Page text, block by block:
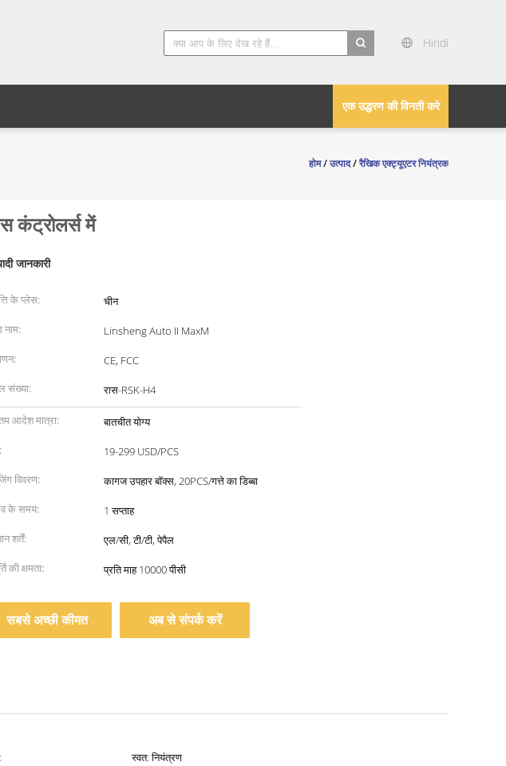
Hindi
एक उद्धरण की विनती करे
होम/उत्पाद/रैखिक एक्ट्यूएटर नियंत्रक
कंट्रोलर्स में
जानकारी
के प्लेस:
चीन
नाम:
Linsheng Auto II MaxM
CE, FCC
संख्या:
रास-RSK-H4
आदेश मात्रा:
बातचीत योग्य
19-299 USD/PCS
विवरण:
कागज उपहार बॉक्स, 20PCS/गत्ते का डिब्बा
के समय:
1 सप्ताह
शर्तें:
एल/सी, टी/टी, पेपैल
की क्षमता:
प्रति माह 10000 पीसी
सबसे अच्छी कीमत अब से संपर्क करें
स्वत: नियंत्रण